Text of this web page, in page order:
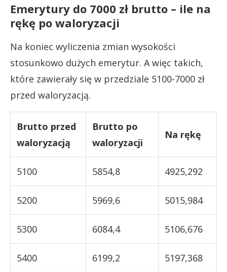
Emerytury do 7000 zł brutto – ile na
rękę po waloryzacji
Na koniec wyliczenia zmian wysokości
stosunkowo dużych emerytur. A więc takich,
które zawierały się w przedziale 5100-7000 zł
przed waloryzacją.
Brutto przed
waloryzacją
Brutto po
waloryzacji
Na rękę
5100 5854,8 4925,292
5200 5969,6 5015,984
5300 6084,4 5106,676
5400 6199,2 5197,368